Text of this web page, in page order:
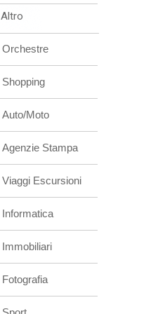
Altro
Orchestre
Shopping
Auto/Moto
Agenzie Stampa
Viaggi Escursioni
Informatica
Immobiliari
Fotografia